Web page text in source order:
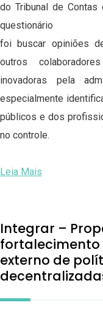
do Tribunal de Contas
questionário
foi buscar opiniões
outros
inovadoras pela
especialmente
públicos e dos
no controle.
Leia Mais
Integrar –
externo de